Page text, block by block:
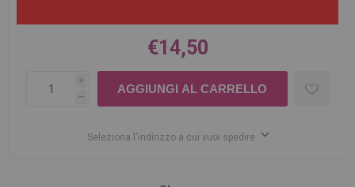
€14,50
i
h
Seleziona l'indirizzo a cui vuoi spedire